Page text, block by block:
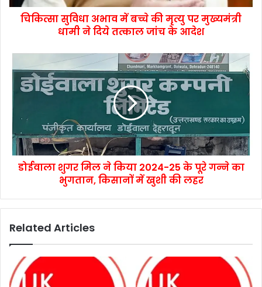
चिकित्सा सुविधा अभाव में बच्चे की मृत्यु पर मुख्यमंत्री
धामी ने दिये तत्काल जांच के आदेश
डोईवाला शुगर मिल ने किया 2024-25 के पूरे गन्ने का
भुगतान, किसानों में खुशी की लहर
Related Articles